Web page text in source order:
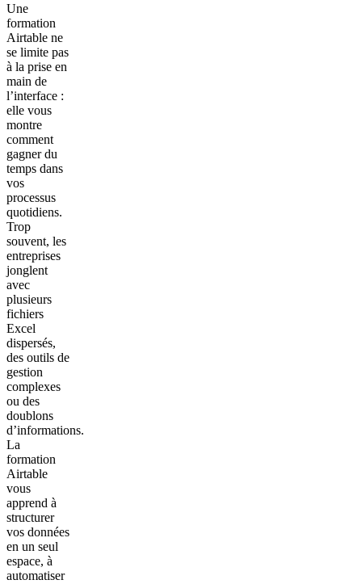
Une
formation
Airtable ne
se limite pas
à la prise en
main de
l’interface :
elle vous
montre
comment
gagner du
temps dans
vos
processus
quotidiens.
Trop
souvent, les
entreprises
jonglent
avec
plusieurs
fichiers
Excel
dispersés,
des outils de
gestion
complexes
ou des
doublons
d’informations.
La
formation
Airtable
vous
apprend à
structurer
vos données
en un seul
espace, à
automatiser